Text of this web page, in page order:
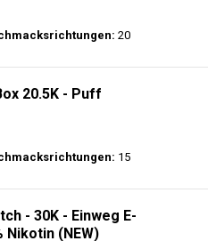
20
20.5K - Puff
15
- 30K - Einweg E-
(NEW)